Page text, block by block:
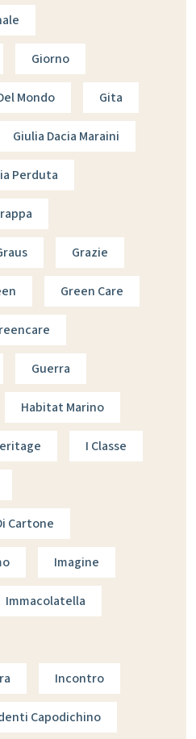
Giorno
Mondo Gita
Giulia Dacia Maraini
Perduta
Grazie
Green Care
Guerra
Habitat Marino
I Classe
Cartone
Imagine
Immacolatella
Incontro
Capodichino